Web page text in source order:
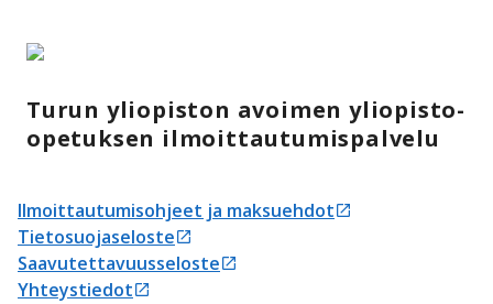
Turun yliopiston avoimen yliopisto-
opetuksen ilmoittautumispalvelu
Ilmoittautumisohjeet ja maksuehdot
Avautuu uudessa välilehdessä
Tietosuojaseloste
Avautuu uudessa välilehdessä
Saavutettavuusseloste
Avautuu uudessa välilehdessä
Yhteystiedot